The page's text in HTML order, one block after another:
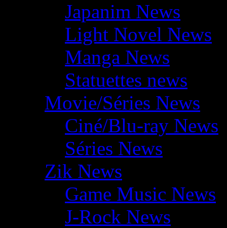
Japanim News
Light Novel News
Manga News
Statuettes news
Movie/Séries News
Ciné/Blu-ray News
Séries News
Zik News
Game Music News
J-Rock News